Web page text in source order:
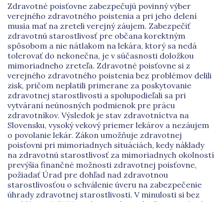
Zdravotné poisťovne zabezpečujú povinný výber
verejného zdravotného poistenia a pri jeho delení
musia mať na zreteli verejný záujem. Zabezpečiť
zdravotnú starostlivosť pre občana korektným
spôsobom a nie nátlakom na lekára, ktorý sa nedá
tolerovať do nekonečna, je v súčasnosti doložkou
mimoriadneho zreteľa. Zdravotné poisťovne si z
verejného zdravotného poistenia bez problémov delili
zisk, pričom neplatili primerane za poskytovanie
zdravotnej starostlivosti a spolupodieľali sa pri
vytváraní neúnosných podmienok pre prácu
zdravotníkov. Výsledok je stav zdravotníctva na
Slovensku, vysoký vekový priemer lekárov a nezáujem
o povolanie lekár. Zákon umožňuje zdravotnej
poisťovni pri mimoriadnych situáciách, kedy náklady
na zdravotnú starostlivosť za mimoriadnych okolností
prevýšia finančné možnosti zdravotnej poisťovne,
požiadať Úrad pre dohľad nad zdravotnou
starostlivosťou o schválenie úveru na zabezpečenie
úhrady zdravotnej starostlivosti. V minulosti si bez